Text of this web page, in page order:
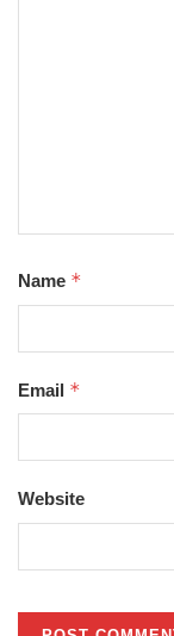
Name *
Email *
Website